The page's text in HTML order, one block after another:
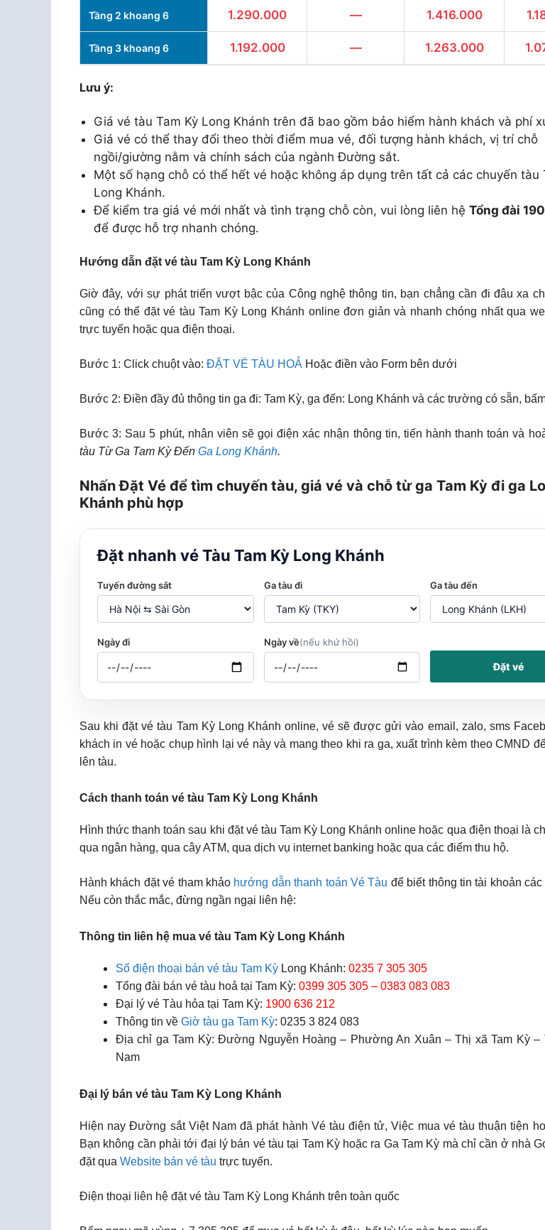
Tầng 2 khoang 6 1.290.000 — 1.416.000
Tầng 3 khoang 6 1.192.000 — 1.263.000
Lưu ý:
Giá vé tàu Tam Kỳ Long Khánh trên đã bao gồm bảo hiểm hành khách và phí
Giá vé có thể thay đổi theo thời điểm mua vé, đối tượng hành khách, vị trí chỗ
ngồi/giường nằm và chính sách của ngành Đường sắt.
Một số hạng chỗ có thể hết vé hoặc không áp dụng trên tất cả các chuyến tàu
Long Khánh.
Để kiểm tra giá vé mới nhất và tình trạng chỗ còn, vui lòng liên hệ Tổng đài
để được hỗ trợ nhanh chóng.
Hướng dẫn đặt vé tàu Tam Kỳ Long Khánh
Giờ đây, với sự phát triển vượt bậc của Công nghệ thông tin, bạn chẳng cần đi đâu xa
cũng có thể đặt vé tàu Tam Kỳ Long Khánh online đơn giản và nhanh chóng nhất qua
trực tuyến hoặc qua điện thoại.
Bước 1: Click chuột vào: ĐẶT VÉ TÀU HOẢ Hoặc điền vào Form bên dưới
Bước 2: Điền đầy đủ thông tin ga đi: Tam Kỳ, ga đến: Long Khánh và các trường có sẵn,
Bước 3: Sau 5 phút, nhân viên sẽ gọi điện xác nhận thông tin, tiến hành thanh toán và
tàu Từ Ga Tam Kỳ Đến Ga Long Khánh.
Nhấn Đặt Vé để tìm chuyến tàu, giá vé và chỗ từ ga Tam Kỳ đi ga
Khánh phù hợp
Đặt nhanh vé Tàu Tam Kỳ Long Khánh
Tuyến đường sắt Ga tàu đi Ga tàu đến
Ngày đi Ngày về(nếu khứ hồi)
Đặt vé
Sau khi đặt vé tàu Tam Kỳ Long Khánh online, vé sẽ được gửi vào email, zalo, sms
khách in vé hoặc chụp hình lại vé này và mang theo khi ra ga, xuất trình kèm theo CMND
lên tàu.
Cách thanh toán vé tàu Tam Kỳ Long Khánh
Hình thức thanh toán sau khi đặt vé tàu Tam Kỳ Long Khánh online hoặc qua điện thoại là
qua ngân hàng, qua cây ATM, qua dịch vụ internet banking hoặc qua các điểm thu hộ.
Hành khách đặt vé tham khảo hướng dẫn thanh toán Vé Tàu để biết thông tin tài khoản
Nếu còn thắc mắc, đừng ngần ngại liên hệ:
Thông tin liên hệ mua vé tàu Tam Kỳ Long Khánh
Số điện thoại bán vé tàu Tam Kỳ Long Khánh: 0235 7 305 305
Tổng đài bán vé tàu hoả tại Tam Kỳ: 0399 305 305 – 0383 083 083
Đại lý vé Tàu hỏa tại Tam Kỳ: 1900 636 212
Thông tin về Giờ tàu ga Tam Kỳ: 0235 3 824 083
Địa chỉ ga Tam Kỳ: Đường Nguyễn Hoàng – Phường An Xuân – Thị xã Tam Kỳ –
Nam
Đại lý bán vé tàu Tam Kỳ Long Khánh
Hiện nay Đường sắt Việt Nam đã phát hành Vé tàu điện tử, Việc mua vé tàu thuận tiện
Bạn không cần phải tới đại lý bán vé tàu tại Tam Kỳ hoặc ra Ga Tam Kỳ mà chỉ cần ở nhà
đặt qua Website bán vé tàu trực tuyến.
Điện thoại liên hệ đặt vé tàu Tam Kỳ Long Khánh trên toàn quốc